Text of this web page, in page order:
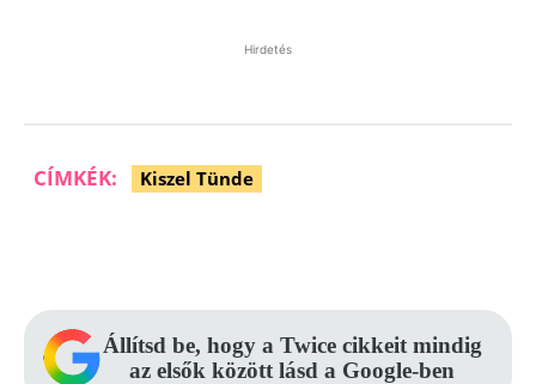
Hirdetés
CÍMKÉK: Kiszel Tünde
Állítsd be, hogy a Twice cikkeit mindig
az elsők között lásd a Google-ben